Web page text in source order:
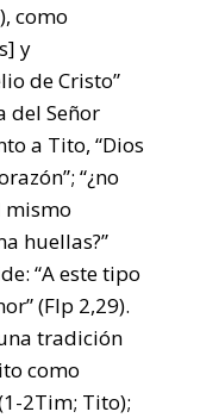
como
y
de Cristo”
del Señor
a Tito, “Dios
“¿no
mismo
huellas?”
“A este tipo
(Flp 2,29).
tradición
como
2Tim; Tito);